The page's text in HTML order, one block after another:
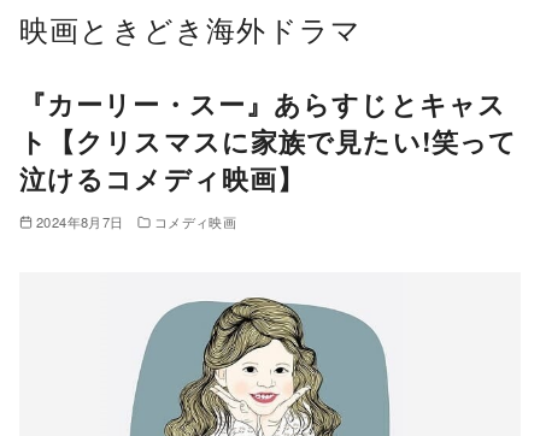
映画ときどき海外ドラマ
『カーリー・スー』あらすじとキャス
ト【クリスマスに家族で見たい!笑って
泣けるコメディ映画】
2024年8月7日 コメディ映画